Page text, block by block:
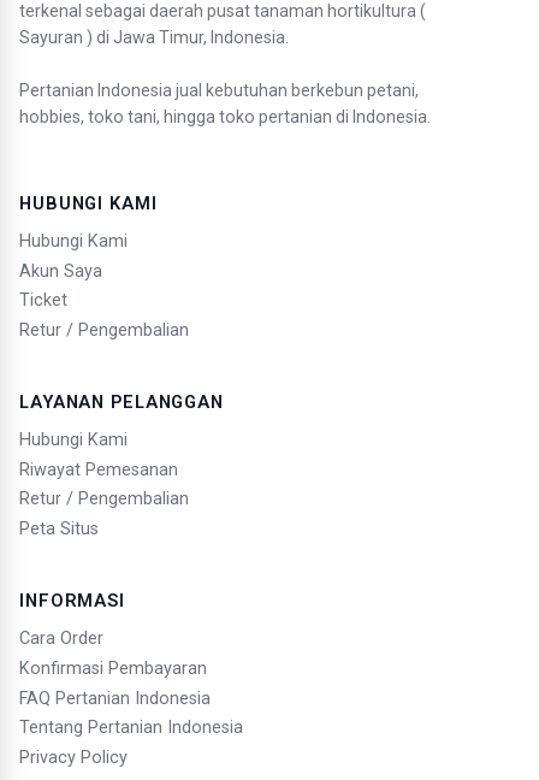
terkenal sebagai daerah pusat tanaman hortikultura (
Sayuran ) di Jawa Timur, Indonesia.
Pertanian Indonesia jual kebutuhan berkebun petani,
hobbies, toko tani, hingga toko pertanian di Indonesia.
HUBUNGI KAMI
Hubungi Kami
Akun Saya
Ticket
Retur / Pengembalian
LAYANAN PELANGGAN
Hubungi Kami
Riwayat Pemesanan
Retur / Pengembalian
Peta Situs
INFORMASI
Cara Order
Konfirmasi Pembayaran
FAQ Pertanian Indonesia
Tentang Pertanian Indonesia
Privacy Policy